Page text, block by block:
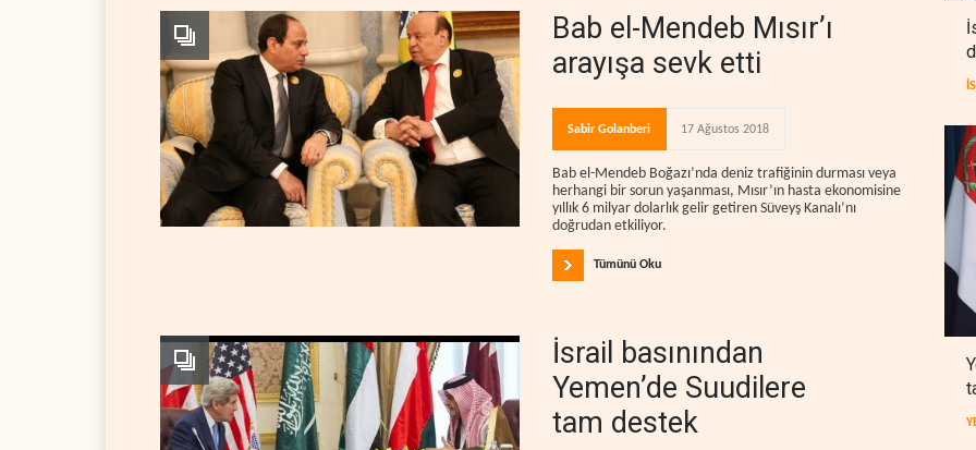
Bab el-Mendeb Mısır’ı
arayışa sevk etti
Sabir Golanberi 17 Ağustos 2018
Bab el-Mendeb Boğazı’nda deniz trafiğinin durması veya
herhangi bir sorun yaşanması, Mısır’ın hasta ekonomisine
yıllık 6 milyar dolarlık gelir getiren Süveyş Kanalı’nı
doğrudan etkiliyor.
Tümünü Oku
İsrail basınından
Yemen’de Suudilere
tam destek